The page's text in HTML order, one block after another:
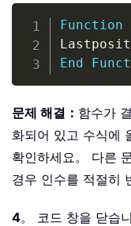
Function
End
문제 해결： 함수가
화되어 있고 수식에
확인하세요。 다른
경우 인수를 적절히
4。 코드 창을 닫습